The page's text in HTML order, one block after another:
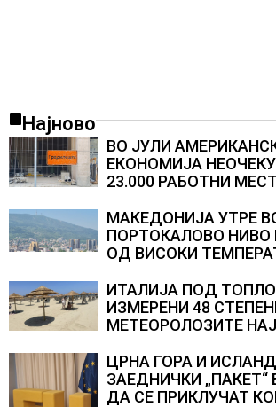
Најново
ВО ЈУЛИ
ЕКОНОМИЈА
23.000 РАБОТНИ
МАКЕДОНИЈА УТРЕ
ПОРТОКАЛОВО НИВО
ОД ВИСОКИ
ИТАЛИЈА ПОД
ИЗМЕРЕНИ 48
МЕТЕОРОЛОЗИТЕ
АВГУСТ
ЦРНА ГОРА И
ЗАЕДНИЧКИ
ДА СЕ ПРИКЛУЧАТ